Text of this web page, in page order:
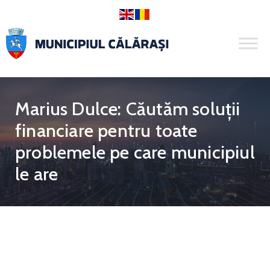
Marius Dulce: Căutăm soluții
financiare pentru toate
problemele pe care municipiul
le are